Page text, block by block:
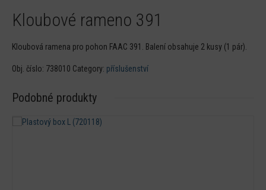
Kloubové rameno 391
Kloubová ramena pro pohon FAAC 391. Balení obsahuje 2 kusy (1 pár).
Obj. číslo: 738010 Category: příslušenství
Podobné produkty